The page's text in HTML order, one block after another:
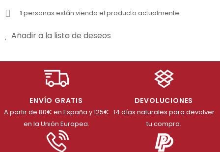
1 personas están viendo el producto actualmente
Añadir a la lista de deseos
ENVÍO GRATIS
A partir de 80€ en España y 125€
en la Unión Europea.
DEVOLUCIONES
14 días naturales para devolver
tu compra.